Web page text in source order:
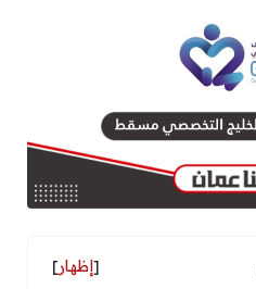
[إظهار]